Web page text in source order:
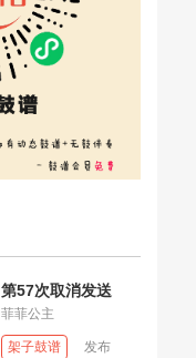
第57次取消发送
菲菲公主
架子鼓谱
发布